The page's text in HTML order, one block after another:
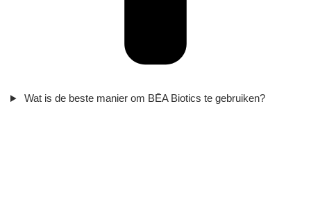
Wat is de beste manier om BĒA Biotics te gebruiken?